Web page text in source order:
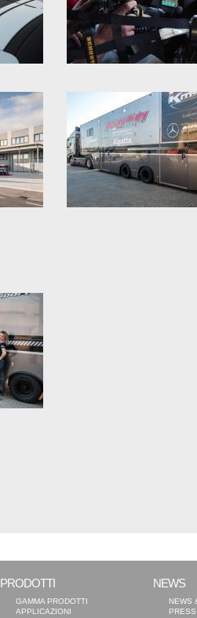
PRODOTTI
GAMMA PRODOTTI
APPLICAZIONI
NEWS
NEWS